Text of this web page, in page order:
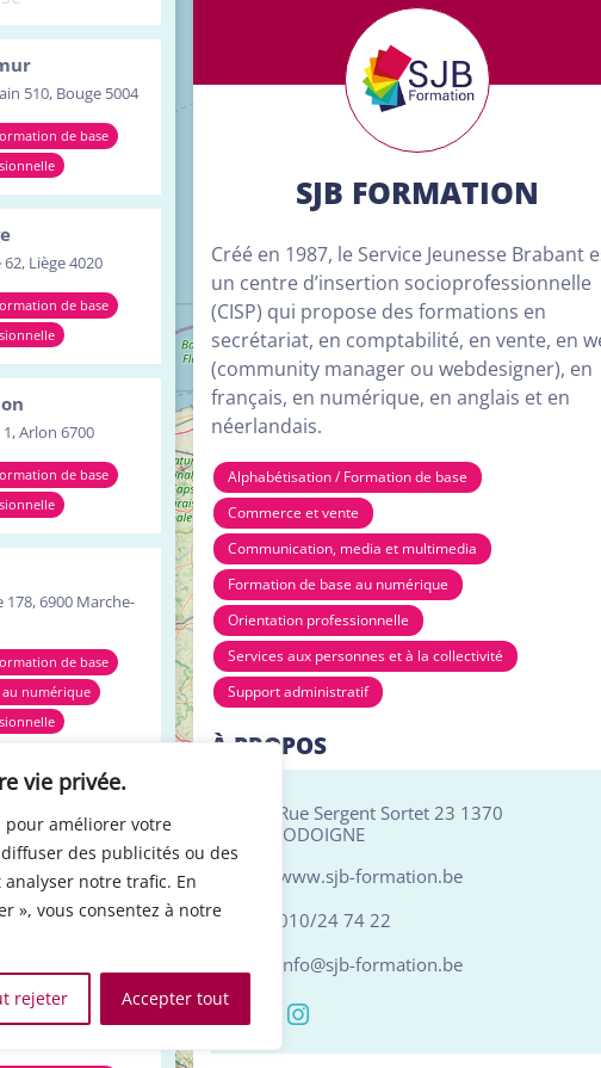
vie privée.
pour améliorer votre
des publicités ou des
notre trafic. En
», vous consentez à notre
rejeter Accepter tout
510, Bouge 5004
de base
Liège 4020
de base
Arlon 6700
de base
178, 6900 Marche-
de base
numérique
1A, 7903 Leuze-en-
de base
numérique
Installation et maintenance
Services aux personnes et à la collectivité
Tourisme, loisirs et animation
Transport et
4
17
SJB FORMATION
Créé en 1987, le Service Jeunesse Brabant
un centre d’insertion socioprofessionnelle
(CISP) qui propose des formations en
secrétariat, en comptabilité, en vente, en
(community manager ou webdesigner), en
français, en numérique, en anglais et en
néerlandais.
Alphabétisation / Formation de base
Commerce et vente
Communication, media et multimedia
Formation de base au numérique
Orientation professionnelle
Services aux personnes et à la collectivité
Support administratif
À PROPOS
Rue Sergent Sortet 23 1370
JODOIGNE
www.sjb-formation.be
010/24 74 22
info@sjb-formation.be
+